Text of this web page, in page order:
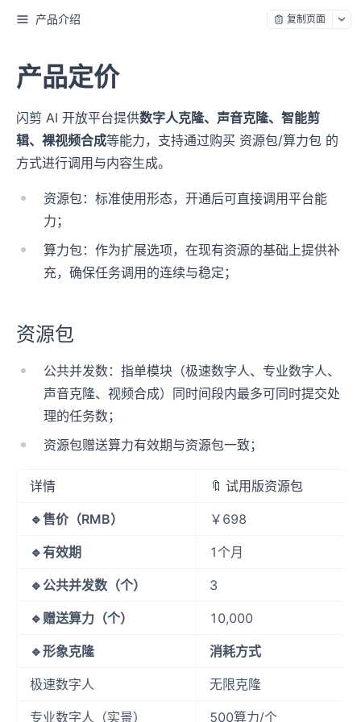
产品介绍 复制页面
产品定价
闪剪 AI 开放平台提供数字人克隆、声音克隆、智能剪
辑、裸视频合成等能力，支持通过购买 资源包/算力包 的
方式进行调用与内容生成。
资源包：标准使用形态，开通后可直接调用平台能
力；
算力包：作为扩展选项，在现有资源的基础上提供补
充，确保任务调用的连续与稳定；
资源包
公共并发数：指单模块（极速数字人、专业数字人、
声音克隆、视频合成）同时间段内最多可同时提交处
理的任务数；
资源包赠送算力有效期与资源包一致；
详情 🔖 试用版资源包
🔹售价（RMB） ￥698
🔹有效期 1个月
🔹公共并发数（个） 3
🔹赠送算力（个） 10,000
🔹形象克隆 消耗方式
极速数字人 无限克隆
专业数字人（实景） 500算力/个